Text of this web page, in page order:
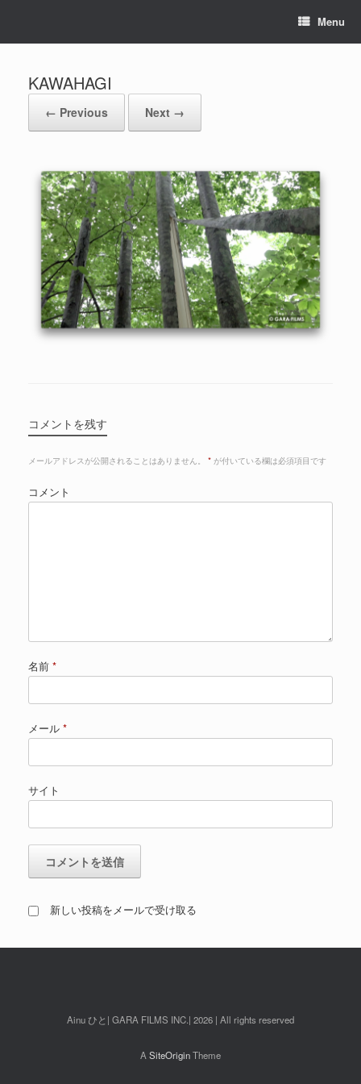
Menu
KAWAHAGI
← Previous Next →
コメントを残す
メールアドレスが公開されることはありません。 * が付いている欄は必須項目です
コメント
名前 *
メール *
サイト
新しい投稿をメールで受け取る
Ainu ひと| GARA FILMS INC.| 2026 | All rights reserved
ASiteOriginTheme